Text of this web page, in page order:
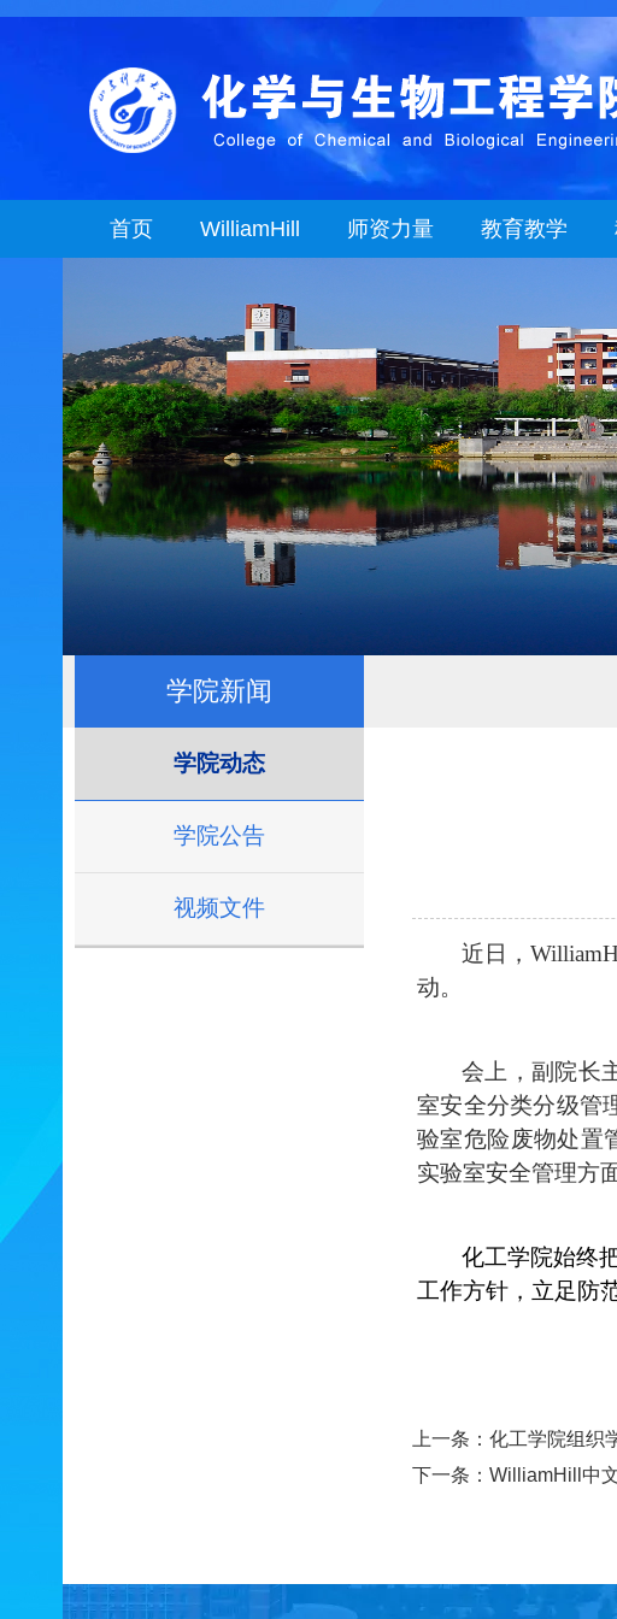
首页 WilliamHill 师资力量 教育教学
学院新闻
学院动态
学院公告
视频文件
近日，
动。
会上，副院长
室安全分类分级管
验室危险废物处置
实验室安全管理方
化工学院始终
工作方针，立足防
上一条： 化工学院组织
下一条： WilliamHill中